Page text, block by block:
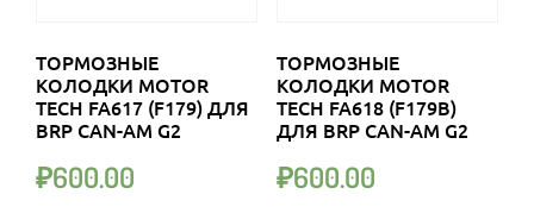
ТОРМОЗНЫЕ
КОЛОДКИ MOTOR
TECH FA617 (F179) ДЛЯ
BRP CAN-AM G2
₽600.00
ТОРМОЗНЫЕ
КОЛОДКИ MOTOR
TECH FA618 (F179B)
ДЛЯ BRP CAN-AM G2
₽600.00